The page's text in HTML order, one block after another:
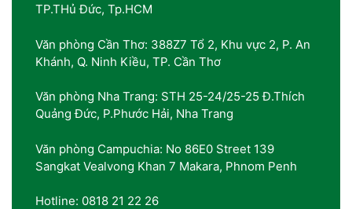
TP.THủ Đức, Tp.HCM
Văn phòng Cần Thơ: 388Z7 Tổ 2, Khu vực 2, P. An
Khánh, Q. Ninh Kiều, TP. Cần Thơ
Văn phòng Nha Trang: STH 25-24/25-25 Đ.Thích
Quảng Đức, P.Phước Hải, Nha Trang
Văn phòng Campuchia: No 86E0 Street 139
Sangkat Vealvong Khan 7 Makara, Phnom Penh
Hotline: 0818 21 22 26